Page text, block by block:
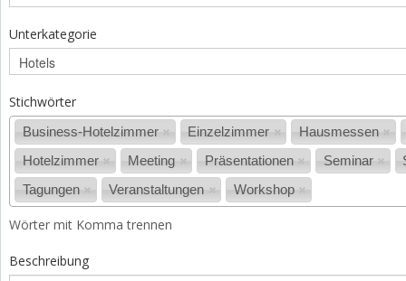
Unterkategorie
Stichwörter
Business-Hotelzimmer Einzelzimmer
Hausmessen
Hotelzimmer
Meeting Präsentationen Seminar
Tagungen
Veranstaltungen Workshop
Wörter mit Komma trennen
Beschreibung